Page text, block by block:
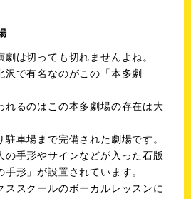
は切っても切れませんよね。
沢で有名なのがこの「本多劇
れるのはこの本多劇場の存在は大
車場まで完備された劇場です。
の手形やサインなどが入った石版
形」が設置されています。
ススクールのボーカルレッスンに